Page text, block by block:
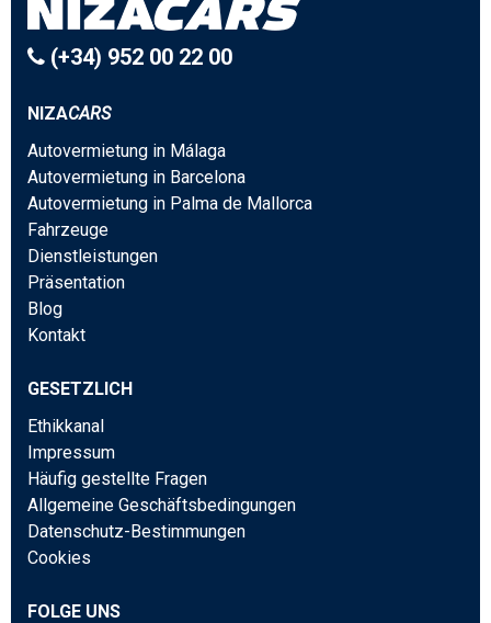
(+34) 952 00 22 00
NIZACARS
Autovermietung in Málaga
Autovermietung in Barcelona
Autovermietung in Palma de Mallorca
Fahrzeuge
Dienstleistungen
Präsentation
Blog
Kontakt
GESETZLICH
Ethikkanal
Impressum
Häufig gestellte Fragen
Allgemeine Geschäftsbedingungen
Datenschutz-Bestimmungen
Cookies
FOLGE UNS